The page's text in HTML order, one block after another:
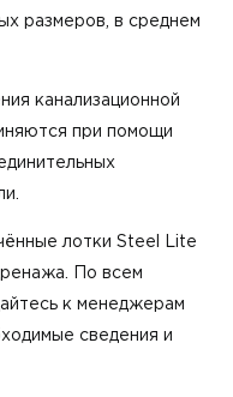
размеров, в среднем
канализационной
при помощи
лотки Steel Lite
По всем
к менеджерам
сведения и